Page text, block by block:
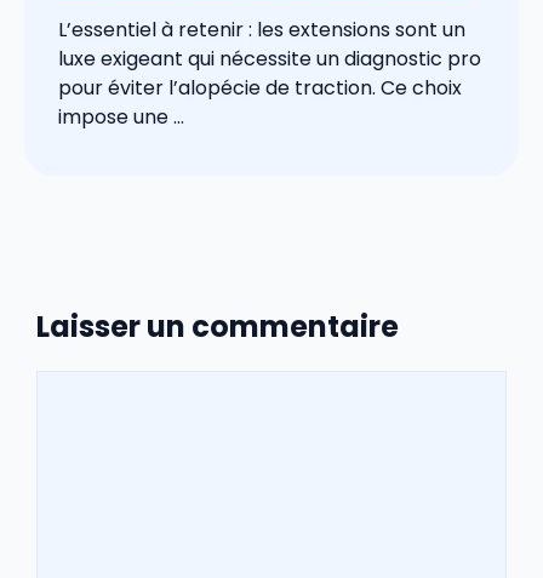
L’essentiel à retenir : les extensions sont un
luxe exigeant qui nécessite un diagnostic pro
pour éviter l’alopécie de traction. Ce choix
impose une ...
Laisser un commentaire